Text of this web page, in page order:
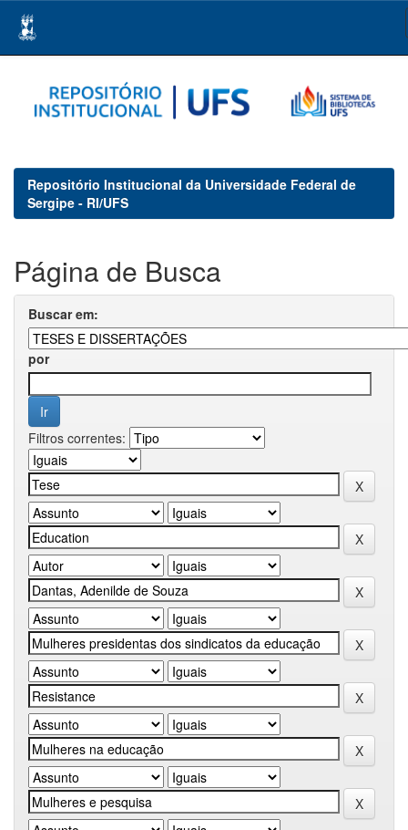
navigation
Repositório Institucional da Universidade Federal de
Sergipe - RI/UFS
Página de Busca
Buscar em:
por
Filtros correntes: